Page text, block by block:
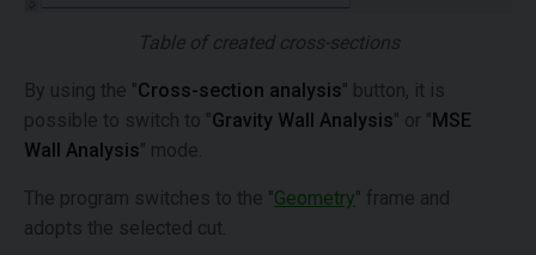
Table of created cross-sections
By using the "Cross-section analysis" button, it is
possible to switch to "Gravity Wall Analysis" or "MSE
Wall Analysis" mode.
The program switches to the "Geometry" frame and
adopts the selected cut.